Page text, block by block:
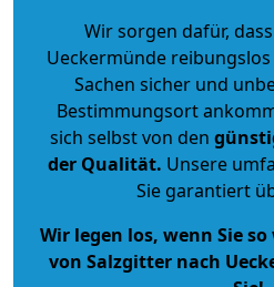
Wir sorgen dafür,
Ueckermünde
Sachen sicher und
Bestimmungsort
sich selbst von den
der Qualität. Unsere
Sie garantiert
Wir legen los, wenn Sie
von Salzgitter nach